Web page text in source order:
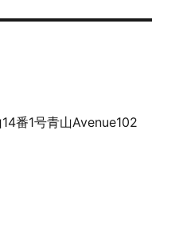
番1号青山Avenue102